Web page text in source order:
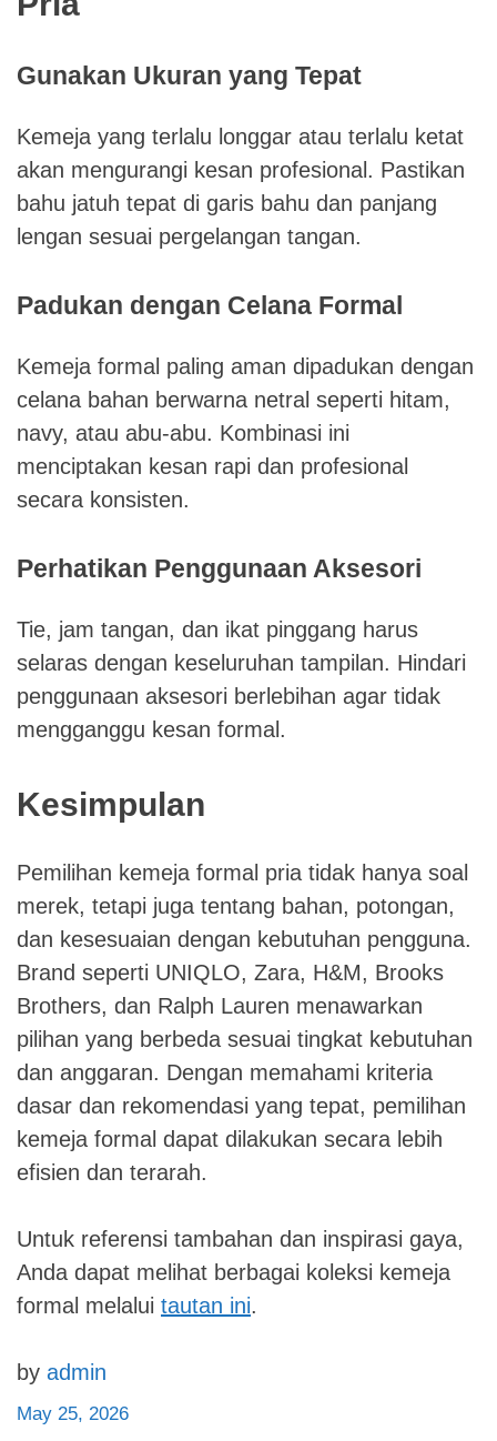
Gunakan Ukuran yang Tepat
Kemeja yang terlalu longgar atau terlalu ketat
akan mengurangi kesan profesional. Pastikan
bahu jatuh tepat di garis bahu dan panjang
lengan sesuai pergelangan tangan.
Padukan dengan Celana Formal
Kemeja formal paling aman dipadukan dengan
celana bahan berwarna netral seperti hitam,
navy, atau abu-abu. Kombinasi ini
menciptakan kesan rapi dan profesional
secara konsisten.
Perhatikan Penggunaan Aksesori
Tie, jam tangan, dan ikat pinggang harus
selaras dengan keseluruhan tampilan. Hindari
penggunaan aksesori berlebihan agar tidak
mengganggu kesan formal.
Kesimpulan
Pemilihan kemeja formal pria tidak hanya soal
merek, tetapi juga tentang bahan, potongan,
dan kesesuaian dengan kebutuhan pengguna.
Brand seperti UNIQLO, Zara, H&M, Brooks
Brothers, dan Ralph Lauren menawarkan
pilihan yang berbeda sesuai tingkat kebutuhan
dan anggaran. Dengan memahami kriteria
dasar dan rekomendasi yang tepat, pemilihan
kemeja formal dapat dilakukan secara lebih
efisien dan terarah.
Untuk referensi tambahan dan inspirasi gaya,
Anda dapat melihat berbagai koleksi kemeja
formal melalui tautan ini.
by admin
May 25, 2026